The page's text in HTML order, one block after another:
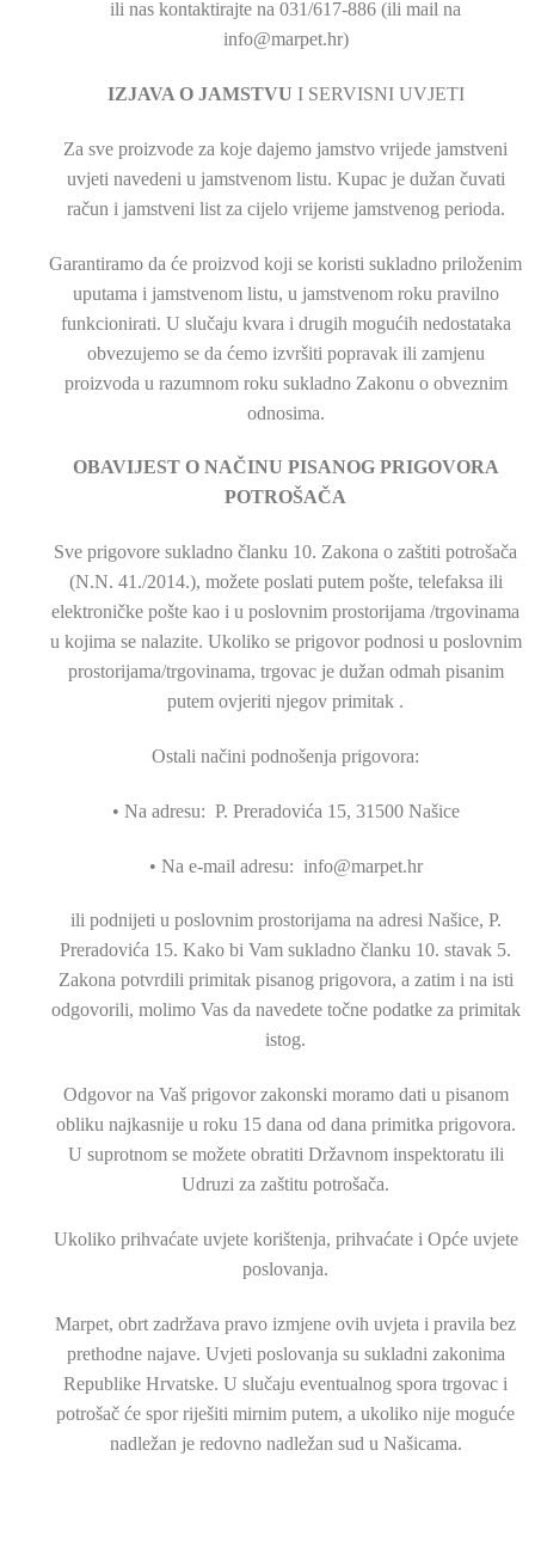
ili nas kontaktirajte na 031/617-886 (ili mail na
info@marpet.hr)
IZJAVA O JAMSTVU I SERVISNI UVJETI
Za sve proizvode za koje dajemo jamstvo vrijede jamstveni
uvjeti navedeni u jamstvenom listu. Kupac je dužan čuvati
račun i jamstveni list za cijelo vrijeme jamstvenog perioda.
Garantiramo da će proizvod koji se koristi sukladno priloženim
uputama i jamstvenom listu, u jamstvenom roku pravilno
funkcionirati. U slučaju kvara i drugih mogućih nedostataka
obvezujemo se da ćemo izvršiti popravak ili zamjenu
proizvoda u razumnom roku sukladno Zakonu o obveznim
odnosima.
OBAVIJEST O NAČINU PISANOG PRIGOVORA
POTROŠAČA
Sve prigovore sukladno članku 10. Zakona o zaštiti potrošača
(N.N. 41./2014.), možete poslati putem pošte, telefaksa ili
elektroničke pošte kao i u poslovnim prostorijama /trgovinama
u kojima se nalazite. Ukoliko se prigovor podnosi u poslovnim
prostorijama/trgovinama, trgovac je dužan odmah pisanim
putem ovjeriti njegov primitak .
Ostali načini podnošenja prigovora:
• Na adresu: P. Preradovića 15, 31500 Našice
• Na e-mail adresu: info@marpet.hr
ili podnijeti u poslovnim prostorijama na adresi Našice, P.
Preradovića 15. Kako bi Vam sukladno članku 10. stavak 5.
Zakona potvrdili primitak pisanog prigovora, a zatim i na isti
odgovorili, molimo Vas da navedete točne podatke za primitak
istog.
Odgovor na Vaš prigovor zakonski moramo dati u pisanom
obliku najkasnije u roku 15 dana od dana primitka prigovora.
U suprotnom se možete obratiti Državnom inspektoratu ili
Udruzi za zaštitu potrošača.
Ukoliko prihvaćate uvjete korištenja, prihvaćate i Opće uvjete
poslovanja.
Marpet, obrt zadržava pravo izmjene ovih uvjeta i pravila bez
prethodne najave. Uvjeti poslovanja su sukladni zakonima
Republike Hrvatske. U slučaju eventualnog spora trgovac i
potrošač će spor riješiti mirnim putem, a ukoliko nije moguće
nadležan je redovno nadležan sud u Našicama.